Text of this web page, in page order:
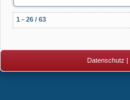
1 - 26 / 63
Datenschutz |